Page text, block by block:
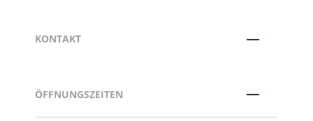
KONTAKT
ÖFFNUNGSZEITEN